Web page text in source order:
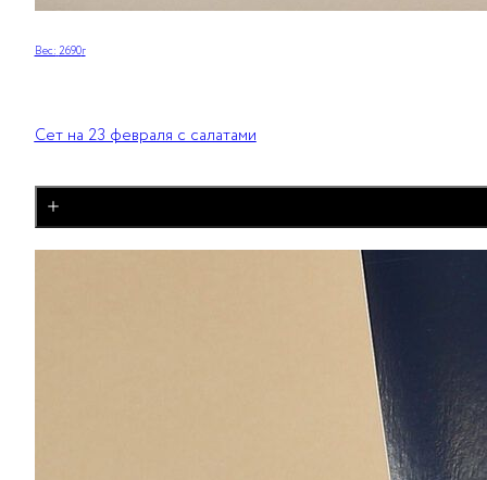
Вес: 2690г
Сет на 23 февраля с салатами